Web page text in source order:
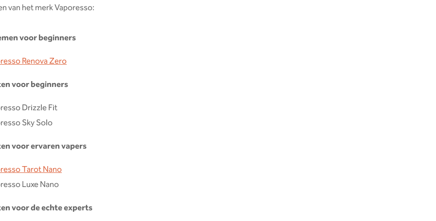
van het merk Vaporesso:
voor beginners
Renova Zero
voor beginners
Drizzle Fit
Sky Solo
voor ervaren vapers
Tarot Nano
Luxe Nano
voor de echte experts